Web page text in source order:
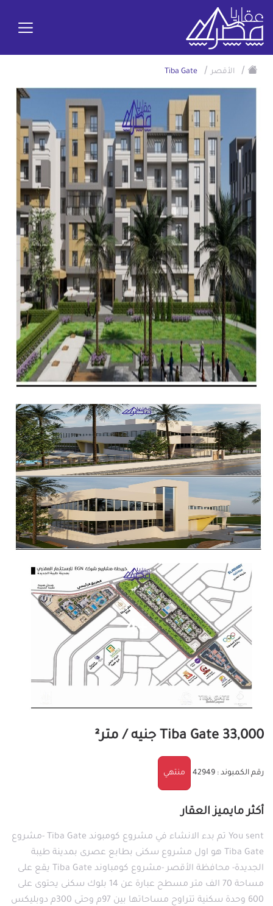
/ الأقصر /
Tiba Gate
+4
Tiba Gate 33,000 جنيه / متر²
رقم الكمبوند : 42949 منتهي
أكثر مايميز العقار
You sent تم بدء الانشاء في مشروع كومبوند Tiba Gate -مشروع
Tiba Gate هو اول مشروع سكنى بطابع عصرى بمدينة طيبة
الجديدة- محافظة الأقصر -مشروع كومباوند Tiba Gate يقع على
مساحة 70 الف متر مسطح عبارة عن 14 بلوك سكنى يحتوى على
600 وحدة سكنية تتراوح مساحاتها بين 97م وحتى 300م دوبليكس